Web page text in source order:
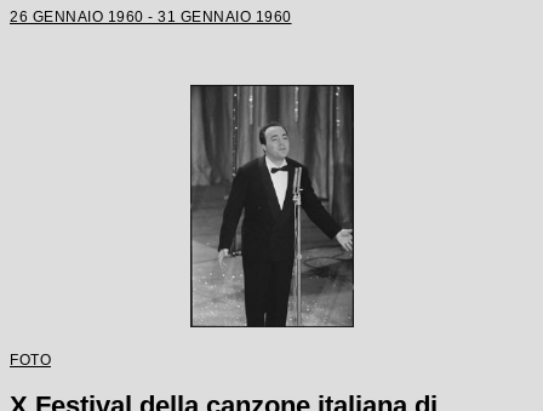
26 GENNAIO 1960 - 31 GENNAIO 1960
FOTO